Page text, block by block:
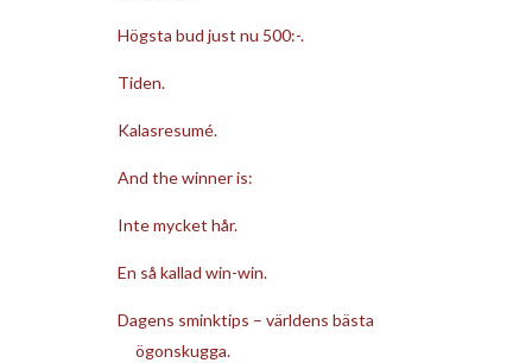
Högsta bud just nu 500:-.
Tiden.
Kalasresumé.
And the winner is:
Inte mycket hår.
En så kallad win-win.
Dagens sminktips – världens bästa
ögonskugga.